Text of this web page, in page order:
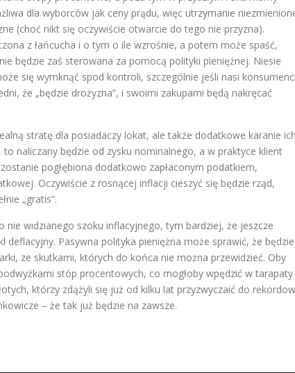
dla wyborców jak ceny prądu, więc utrzymanie
(choć nikt się oczywiście otwarcie do tego nie przyzna).
z łańcucha i o tym o ile wzrośnie, a potem może spaść,
będzie zaś sterowana za pomocą polityki pieniężnej. Niesie
się wymknąć spod kontroli, szczególnie jeśli nasi
że „będzie drożyzna”, i swoimi zakupami będą nakręcać
stratę dla posiadaczy lokat, ale także dodatkowe karanie
naliczany będzie od zysku nominalnego, a w praktyce klient
pogłębiona dodatkowo zapłaconym podatkiem,
Oczywiście z rosnącej inflacji cieszyć się będzie rząd,
„gratis”.
nie widzianego szoku inflacyjnego, tym bardziej, że jeszcze
deflacyjny. Pasywna polityka pieniężna może sprawić, że będzie
ze skutkami, których do końca nie można przewidzieć. Oby
stóp procentowych, co mogłoby wpędzić w tarapaty
którzy zdążyli się już od kilku lat przyzwyczaić do
– że tak już będzie na zawsze.